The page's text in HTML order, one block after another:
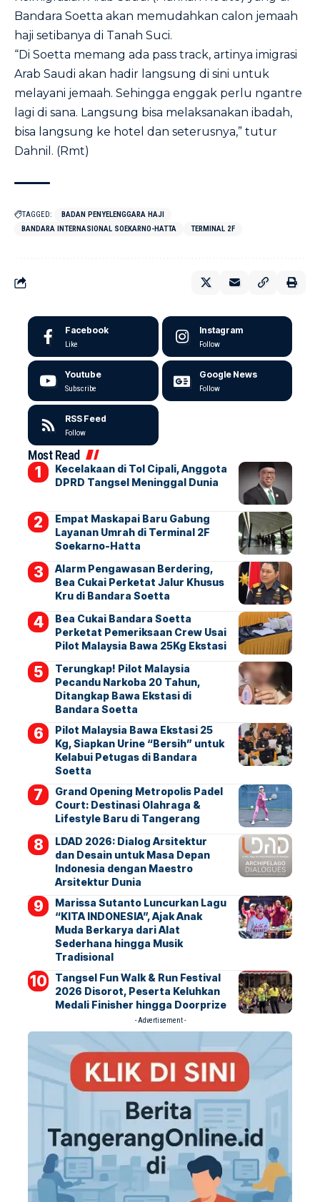
Bandara Soetta akan memudahkan calon jemaah
haji setibanya di Tanah Suci.
“Di Soetta memang ada pass track, artinya imigrasi
Arab Saudi akan hadir langsung di sini untuk
melayani jemaah. Sehingga enggak perlu ngantre
lagi di sana. Langsung bisa melaksanakan ibadah,
bisa langsung ke hotel dan seterusnya,” tutur
Dahnil. (Rmt)
TAGGED:
BADAN PENYELENGGARA HAJI
BANDARA INTERNASIONAL SOEKARNO-HATTA
TERMINAL 2F
Facebook
Like
Instagram
Follow
Youtube
Subscribe
Google News
Follow
RSS Feed
Follow
Most Read
Kecelakaan di Tol Cipali, Anggota
DPRD Tangsel Meninggal Dunia
Empat Maskapai Baru Gabung
Layanan Umrah di Terminal 2F
Soekarno-Hatta
Alarm Pengawasan Berdering,
Bea Cukai Perketat Jalur Khusus
Kru di Bandara Soetta
Bea Cukai Bandara Soetta
Perketat Pemeriksaan Crew Usai
Pilot Malaysia Bawa 25Kg Ekstasi
Terungkap! Pilot Malaysia
Pecandu Narkoba 20 Tahun,
Ditangkap Bawa Ekstasi di
Bandara Soetta
Pilot Malaysia Bawa Ekstasi 25
Kg, Siapkan Urine “Bersih” untuk
Kelabui Petugas di Bandara
Soetta
Grand Opening Metropolis Padel
Court: Destinasi Olahraga &
Lifestyle Baru di Tangerang
LDAD 2026: Dialog Arsitektur
dan Desain untuk Masa Depan
Indonesia dengan Maestro
Arsitektur Dunia
Marissa Sutanto Luncurkan Lagu
“KITA INDONESIA”, Ajak Anak
Muda Berkarya dari Alat
Sederhana hingga Musik
Tradisional
Tangsel Fun Walk & Run Festival
2026 Disorot, Peserta Keluhkan
Medali Finisher hingga Doorprize
- Advertisement -